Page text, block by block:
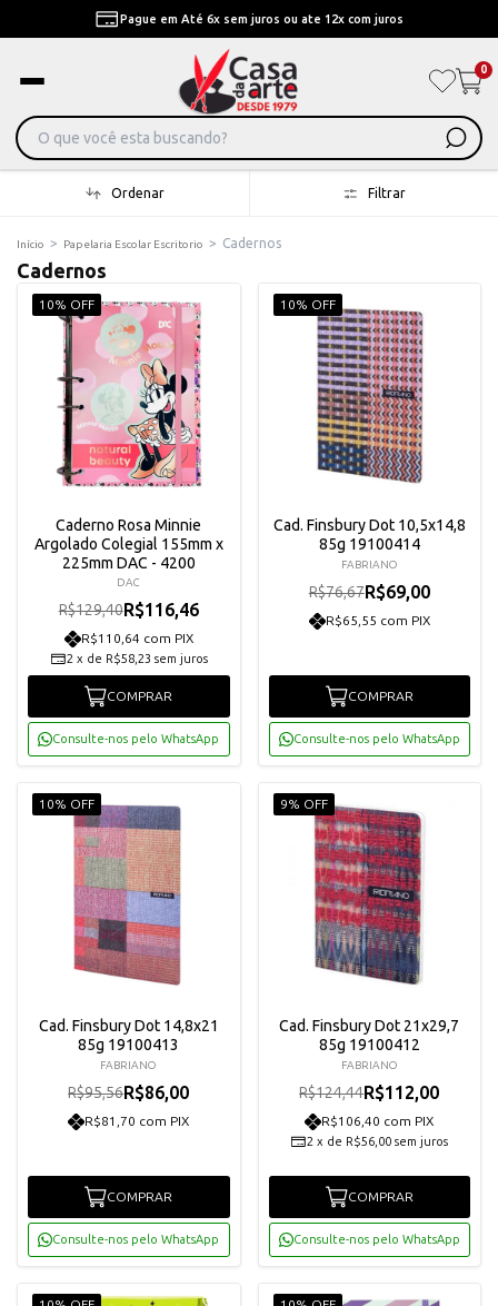
Pague em Até 6x sem juros ou ate 12x com juros
0
Ordenar Filtrar
Início > Papelaria Escolar Escritorio > Cadernos
Cadernos
10% OFF
Caderno Rosa Minnie
Argolado Colegial 155mm x
225mm DAC - 4200
DAC
R$129,40R$116,46
R$110,64 com PIX
2 x de R$58,23 sem juros
COMPRAR
Consulte-nos pelo WhatsApp
10% OFF
Cad. Finsbury Dot 10,5x14,8
85g 19100414
FABRIANO
R$76,67R$69,00
R$65,55 com PIX
COMPRAR
Consulte-nos pelo WhatsApp
10% OFF
Cad. Finsbury Dot 14,8x21
85g 19100413
FABRIANO
R$95,56R$86,00
R$81,70 com PIX
COMPRAR
Consulte-nos pelo WhatsApp
9% OFF
Cad. Finsbury Dot 21x29,7
85g 19100412
FABRIANO
R$124,44R$112,00
R$106,40 com PIX
2 x de R$56,00 sem juros
COMPRAR
Consulte-nos pelo WhatsApp